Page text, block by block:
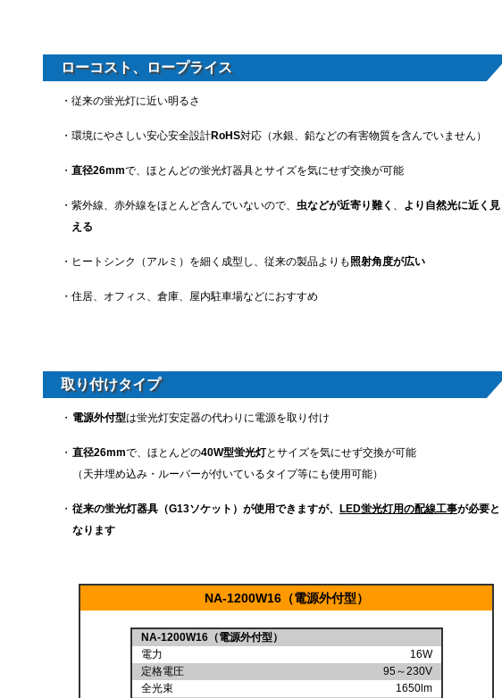
ローコスト、ロープライス
・ 従来の蛍光灯に近い明るさ
・ 環境にやさしい安心安全設計RoHS対応（水銀、鉛などの有害物質を含んでいません）
・ 直径26mmで、ほとんどの蛍光灯器具とサイズを気にせず交換が可能
・ 紫外線、赤外線をほとんど含んでいないので、 虫などが近寄り難く 、 より自然光に近く見
える
・ ヒートシンク（アルミ）を細く成型し、従来の製品よりも 照射角度が広い
・ 住居、オフィス、倉庫、屋内駐車場などにおすすめ
取り付けタイプ
・ 電源外付型は蛍光灯安定器の代わりに電源を取り付け
・ 直径26mmで、ほとんどの40W型蛍光灯とサイズを気にせず交換が可能
（天井埋め込み・ルーバーが付いているタイプ等にも使用可能）
・ 従来の蛍光灯器具（G13ソケット）が使用できますが、 LED蛍光灯用の配線工事が必要と
なります
NA-1200W16（電源外付型）
NA-1200W16（電源外付型）
電力
16W
定格電圧
95～230V
全光束
1650lm